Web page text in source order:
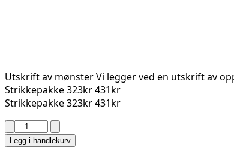
Utskrift av mønsterVi legger ved en utskrift av
Strikkepakke323kr431kr
Strikkepakke323kr431kr
VIKING
-
Legg i handlekurv